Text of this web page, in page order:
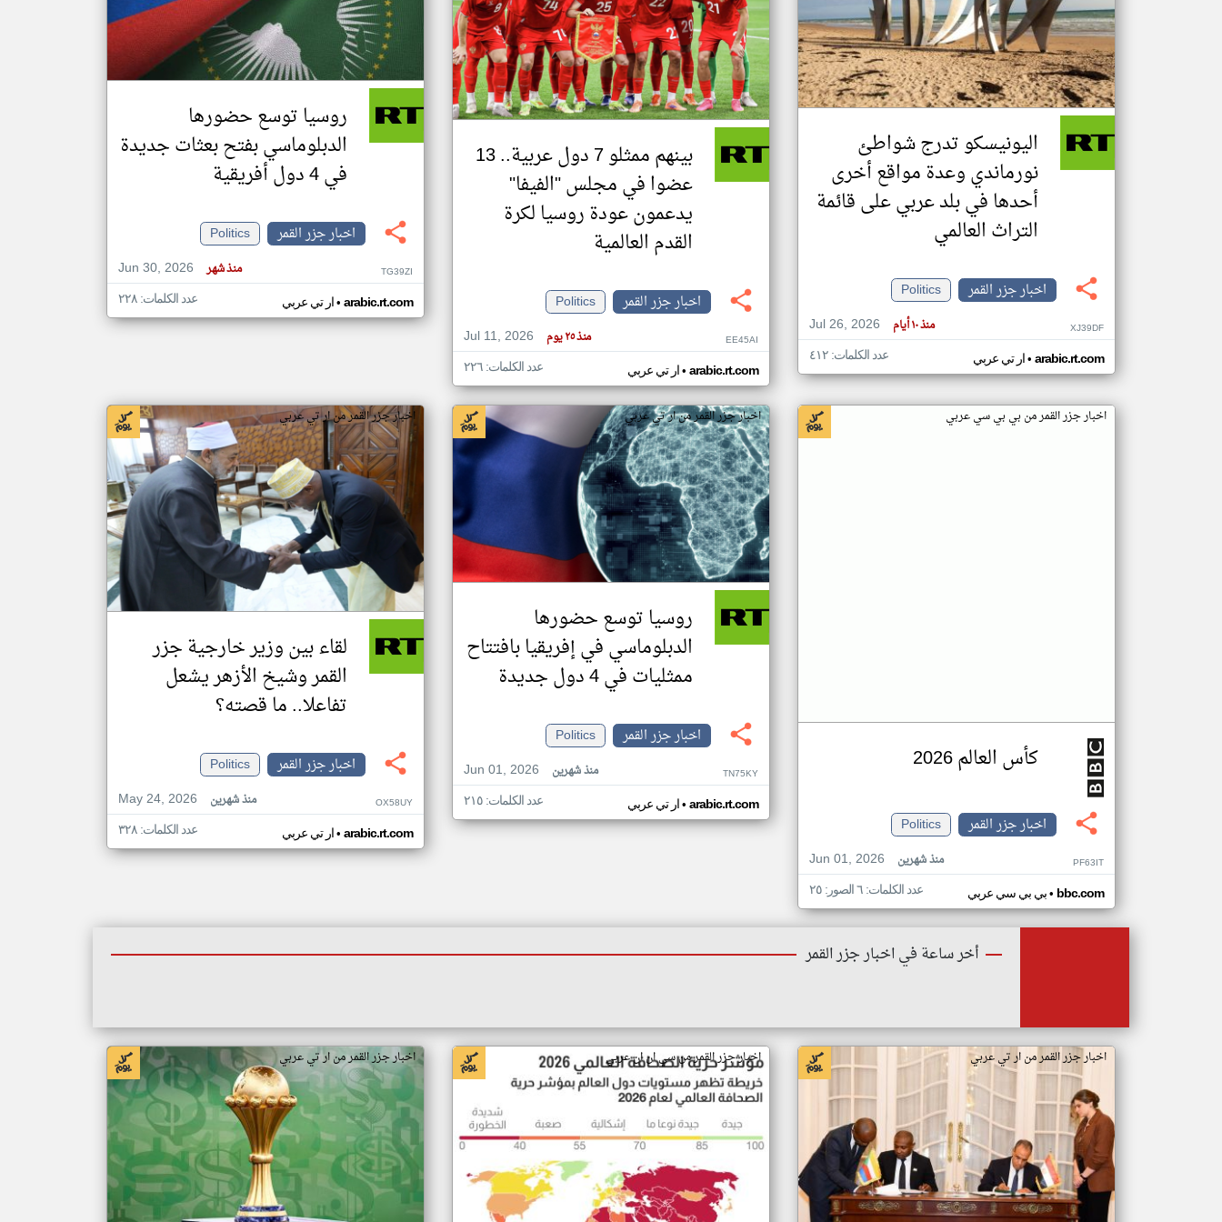
تغيير الدولة
اخبار جزر القمر على مدار الساعة
أهم اخبار جزر القمر العاجلة والمباشرة
اليونيسكو تدرج شواطئ
نورماندي وعدة مواقع أخرى
أحدها في بلد عربي على قائمة
التراث العالمي
اخبار جزر القمر
Politics
Jul 26, 2026
منذ ١٠ أيام XJ39DF
ار تي عربي• arabic.rt.com عدد الكلمات: ٤١٢
بينهم ممثلو 7 دول عربية.. 13
عضوا في مجلس "الفيفا"
يدعمون عودة روسيا لكرة
القدم العالمية
اخبار جزر القمر
Politics
Jul 11, 2026
منذ ٢٥ يوم EE45AI
ار تي عربي• arabic.rt.com عدد الكلمات: ٢٢٦
روسيا توسع حضورها
الدبلوماسي بفتح بعثات جديدة
في 4 دول أفريقية
اخبار جزر القمر
Politics
Jun 30, 2026
منذ شهر TG39ZI
ار تي عربي• arabic.rt.com عدد الكلمات: ٢٢٨
اخبار جزر القمر من بي بي سي عربي
كأس العالم 2026
اخبار جزر القمر
Politics
Jun 01, 2026
منذ شهرين PF63IT
بي بي سي عربي• bbc.com عدد الكلمات: ٦ الصور: ٢٥
اخبار جزر القمر من ار تي عربي
روسيا توسع حضورها
الدبلوماسي في إفريقيا بافتتاح
ممثليات في 4 دول جديدة
اخبار جزر القمر
Politics
Jun 01, 2026
منذ شهرين TN75KY
ار تي عربي• arabic.rt.com عدد الكلمات: ٢١٥
اخبار جزر القمر من ار تي عربي
لقاء بين وزير خارجية جزر
القمر وشيخ الأزهر يشعل
تفاعلا.. ما قصته؟
اخبار جزر القمر
Politics
May 24, 2026
منذ شهرين OX58UY
ار تي عربي• arabic.rt.com عدد الكلمات: ٣٢٨
أخر ساعة في اخبار جزر القمر
اخبار جزر القمر من ار تي عربي اخبار جزر القمر من سي ان ان عربي اخبار جزر القمر من ار تي عربي
klyoum.com